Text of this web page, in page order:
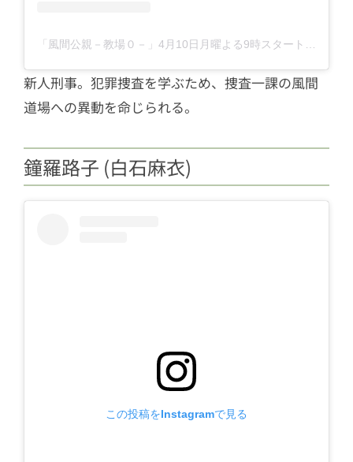
新人刑事。犯罪捜査を学ぶため、捜査一課の風間
道場への異動を命じられる。
鐘羅路子 (白石麻衣)
この投稿をInstagramで見る